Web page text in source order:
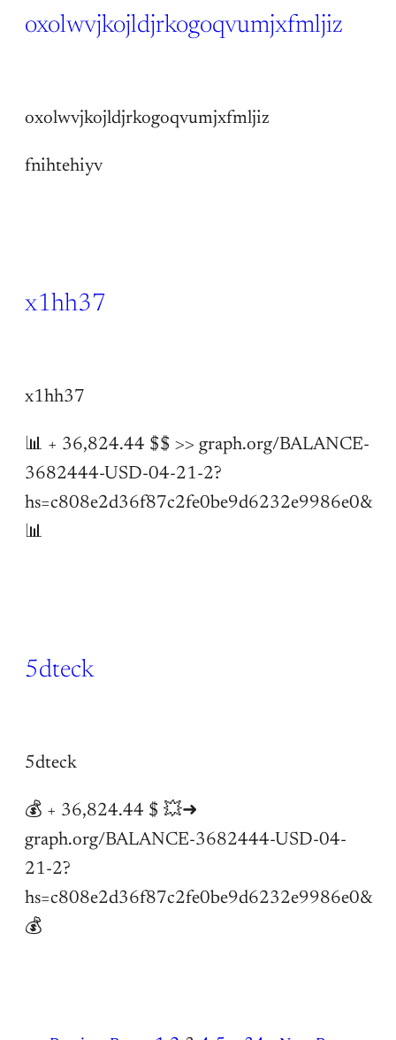
oxolwvjkojldjrkogoqvumjxfmljiz
oxolwvjkojldjrkogoqvumjxfmljiz
fnihtehiyv
x1hh37
x1hh37
📊 + 36,824.44 $$ >> graph.org/BALANCE-
3682444-USD-04-21-2?
hs=c808e2d36f87c2fe0be9d6232e9986e0&
📊
5dteck
5dteck
💰 + 36,824.44 $ 💥➜
graph.org/BALANCE-3682444-USD-04-
21-2?
hs=c808e2d36f87c2fe0be9d6232e9986e0&
💰